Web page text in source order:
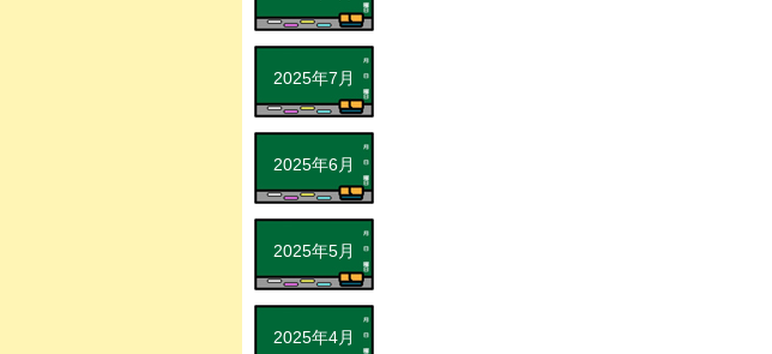
2025年4月
2025年5月
2025年6月
2025年7月